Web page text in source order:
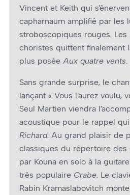
Vincent et Keith qui
capharnaüm amplifié par les
stroboscopiques rouges.
choristes quittent finalement
plus posée Aux quatre vents
Sans grande surprise, le
lançant « Vous l’aurez voulu,
Seul Martien viendra
acoustique pour le rappel
Richard. Au grand plaisir de
classiques du répertoire des
par Kouna en solo à la
très populaire Crabe. Le
Rabin Kramaslabovitch